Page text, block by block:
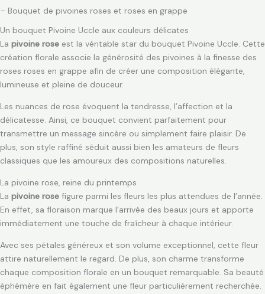
– Bouquet de pivoines roses et roses en grappe
Un bouquet Pivoine Uccle aux couleurs délicates
La pivoine rose est la véritable star du bouquet Pivoine Uccle. Cette
création florale associe la générosité des pivoines à la finesse des
roses roses en grappe afin de créer une composition élégante,
lumineuse et pleine de douceur.
Les nuances de rose évoquent la tendresse, l’affection et la
délicatesse. Ainsi, ce bouquet convient parfaitement pour
transmettre un message sincère ou simplement faire plaisir. De
plus, son style raffiné séduit aussi bien les amateurs de fleurs
classiques que les amoureux des compositions naturelles.
La pivoine rose, reine du printemps
La pivoine rose figure parmi les fleurs les plus attendues de l’année.
En effet, sa floraison marque l’arrivée des beaux jours et apporte
immédiatement une touche de fraîcheur à chaque intérieur.
Avec ses pétales généreux et son volume exceptionnel, cette fleur
attire naturellement le regard. De plus, son charme transforme
chaque composition florale en un bouquet remarquable. Sa beauté
éphémère en fait également une fleur particulièrement recherchée.